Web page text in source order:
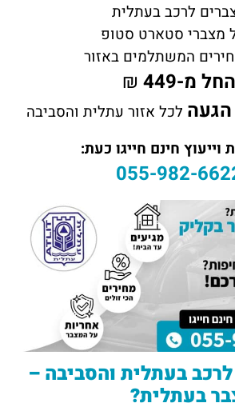
לרכב בעתלית
מצברי סטארט סטופ
המשתלמים באזור
החל מ-449
₪
לכל אזור עתלית והסביבה
וייעוץ חינם חייגו כעת:
055-982-
בעתלית והסביבה –
בעתלית?